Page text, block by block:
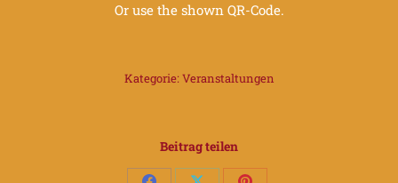
Or use the shown QR-Code.
Kategorie:Veranstaltungen
Beitrag teilen